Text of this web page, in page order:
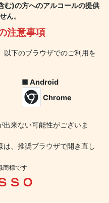
む)の方へのアルコールの提供
ん。
注意事項
下のブラウザでのご利用を
■ Android
Chrome
来ない可能性がございま
、推奨ブラウザで開き直し
商標です